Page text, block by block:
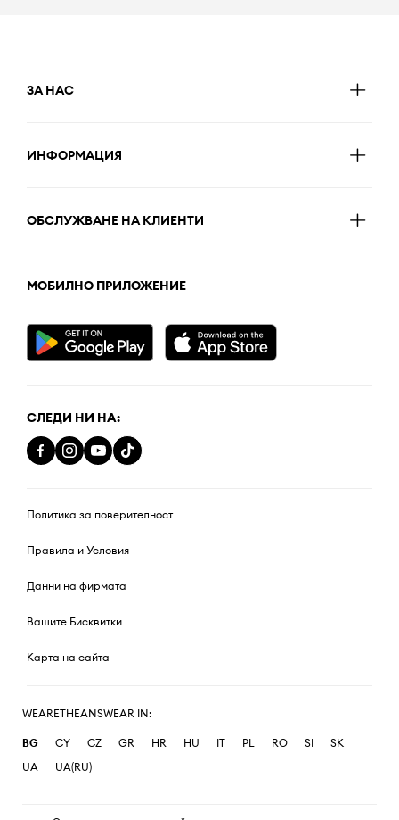
ЗА НАС
ИНФОРМАЦИЯ
ОБСЛУЖВАНЕ НА КЛИЕНТИ
МОБИЛНО ПРИЛОЖЕНИЕ
СЛЕДИ НИ НА:
Политика за поверителност
Правила и Условия
Данни на фирмата
Вашите Бисквитки
Карта на сайта
WEARETHEANSWEAR IN:
BG CY CZ GR HR HU IT PL RO SI
SK
UA
UA(RU)